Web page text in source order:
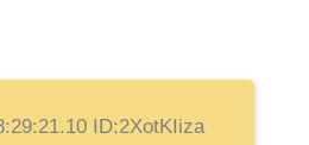
ID:2XotKIiza